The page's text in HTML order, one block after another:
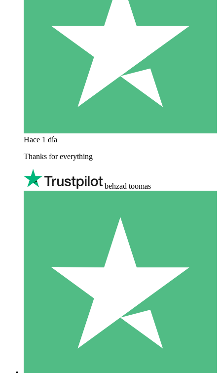
Hace 1 día
Thanks for everything
behzad toomas